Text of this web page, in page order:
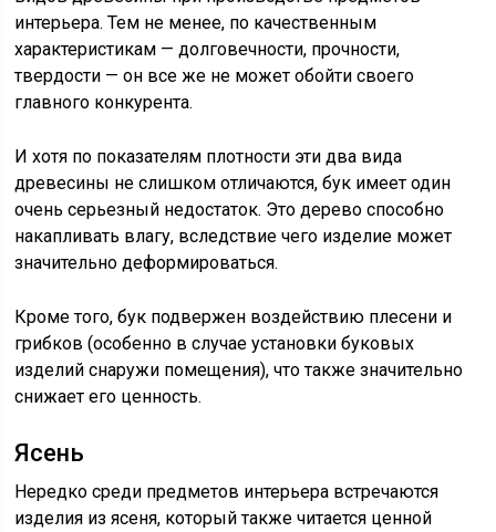
интерьера. Тем не менее, по качественным
характеристикам — долговечности, прочности,
твердости — он все же не может обойти своего
главного конкурента.
И хотя по показателям плотности эти два вида
древесины не слишком отличаются, бук имеет один
очень серьезный недостаток. Это дерево способно
накапливать влагу, вследствие чего изделие может
значительно деформироваться.
Кроме того, бук подвержен воздействию плесени и
грибков (особенно в случае установки буковых
изделий снаружи помещения), что также значительно
снижает его ценность.
Ясень
Нередко среди предметов интерьера встречаются
изделия из ясеня, который также читается ценной